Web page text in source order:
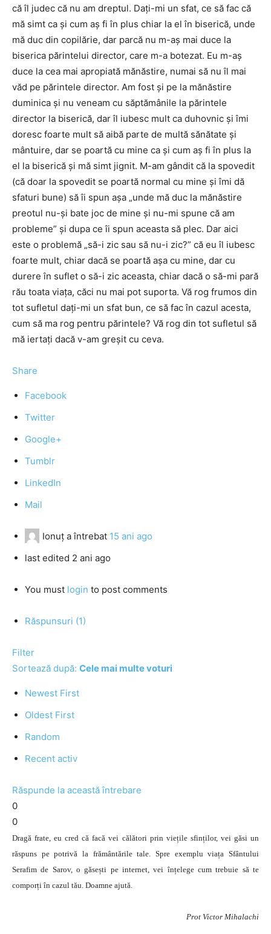
că îl judec că nu am dreptul. Daţi-mi un sfat, ce să fac că
mă simt ca şi cum aş fi în plus chiar la el în biserică, unde
mă duc din copilărie, dar parcă nu m-aş mai duce la
biserica părintelui director, care m-a botezat. Eu m-aş
duce la cea mai apropiată mănăstire, numai să nu îl mai
văd pe părintele director. Am fost şi pe la mănăstire
duminica şi nu veneam cu săptămânile la părintele
director la biserică, dar îl iubesc mult ca duhovnic şi îmi
doresc foarte mult să aibă parte de multă sănătate şi
mântuire, dar se poartă cu mine ca şi cum aş fi în plus la
el la biserică şi mă simt jignit. M-am gândit că la spovedit
(că doar la spovedit se poartă normal cu mine şi îmi dă
sfaturi bune) să îi spun aşa „unde mă duc la mănăstire
preotul nu-şi bate joc de mine şi nu-mi spune că am
probleme” şi dupa ce îi spun aceasta să plec. Dar aici
este o problemă „să-i zic sau să nu-i zic?” că eu îl iubesc
foarte mult, chiar dacă se poartă aşa cu mine, dar cu
durere în suflet o să-i zic aceasta, chiar dacă o să-mi pară
rău toata viaţa, căci nu mai pot suporta. Vă rog frumos din
tot sufletul daţi-mi un sfat bun, ce să fac în cazul acesta,
cum să ma rog pentru părintele? Vă rog din tot sufletul să
mă iertaţi dacă v-am greşit cu ceva.
Share
Facebook
Twitter
Google+
Tumblr
LinkedIn
Mail
Ionuţ a întrebat 15 ani ago
last edited 2 ani ago
You must login to post comments
Răspunsuri (1)
Filter
Sortează după: Cele mai multe voturi
Newest First
Oldest First
Random
Recent activ
Răspunde la această întrebare
0
0
Dragă frate, eu cred că facă vei călători prin viețile sfinților, vei găsi un
răspuns pe potrivă la frământările tale. Spre exemplu viața Sfântului
Serafim de Sarov, o găsești pe internet, vei înțelege cum trebuie să te
comporți în cazul tău. Doamne ajută.
Prot Victor Mihalachi